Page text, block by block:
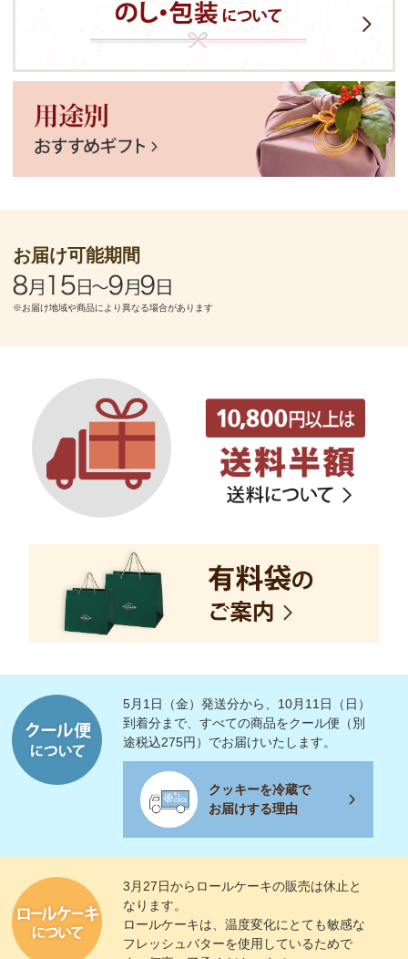
お届け可能期間
※お届け地域や商品により異なる場合があります
5月1日（金）発送分から、10月11日（日）
到着分まで、すべての商品をクール便（別
途税込275円）でお届けいたします。
クッキーを冷蔵で
お届けする理由
3月27日からロールケーキの販売は休止と
なります。
ロールケーキは、温度変化にとても敏感な
フレッシュバターを使用しているためで